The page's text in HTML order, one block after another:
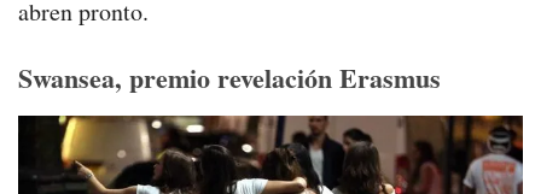
abren pronto.
Swansea, premio revelación Erasmus